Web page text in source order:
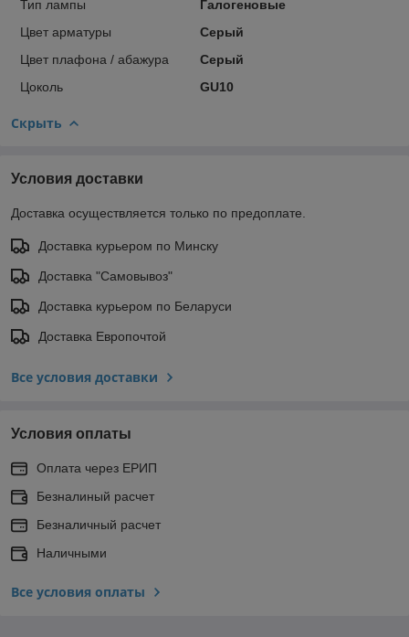
Тип лампы
Галогеновые
Цвет арматуры
Серый
Цвет плафона / абажура
Серый
Цоколь
GU10
Скрыть
Условия доставки
Доставка осуществляется только по предоплате.
Доставка курьером по Минску
Доставка "Самовывоз"
Доставка курьером по Беларуси
Доставка Европочтой
Все условия доставки
Условия оплаты
Оплата через ЕРИП
Безналиный расчет
Безналичный расчет
Наличными
Все условия оплаты